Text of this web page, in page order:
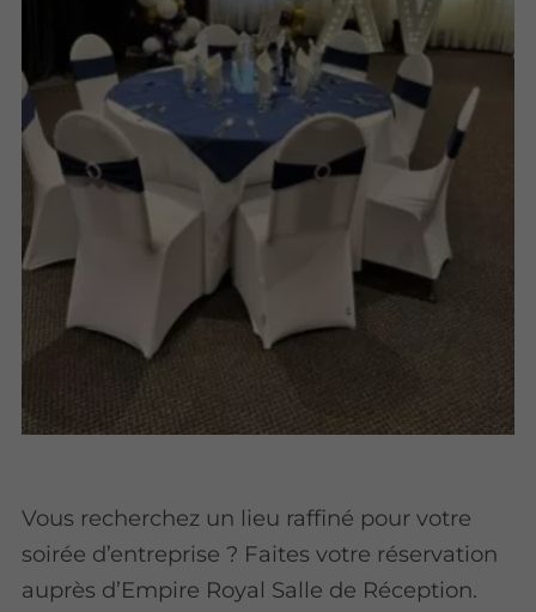
Vous recherchez un lieu raffiné pour votre
soirée d’entreprise ? Faites votre réservation
auprès d’Empire Royal Salle de Réception.